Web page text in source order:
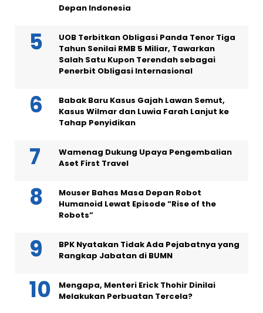
Depan Indonesia
UOB Terbitkan Obligasi Panda Tenor Tiga
Tahun Senilai RMB 5 Miliar, Tawarkan
Salah Satu Kupon Terendah sebagai
Penerbit Obligasi Internasional
Babak Baru Kasus Gajah Lawan Semut,
Kasus Wilmar dan Luwia Farah Lanjut ke
Tahap Penyidikan
Wamenag Dukung Upaya Pengembalian
Aset First Travel
Mouser Bahas Masa Depan Robot
Humanoid Lewat Episode “Rise of the
Robots”
BPK Nyatakan Tidak Ada Pejabatnya yang
Rangkap Jabatan di BUMN
Mengapa, Menteri Erick Thohir Dinilai
Melakukan Perbuatan Tercela?